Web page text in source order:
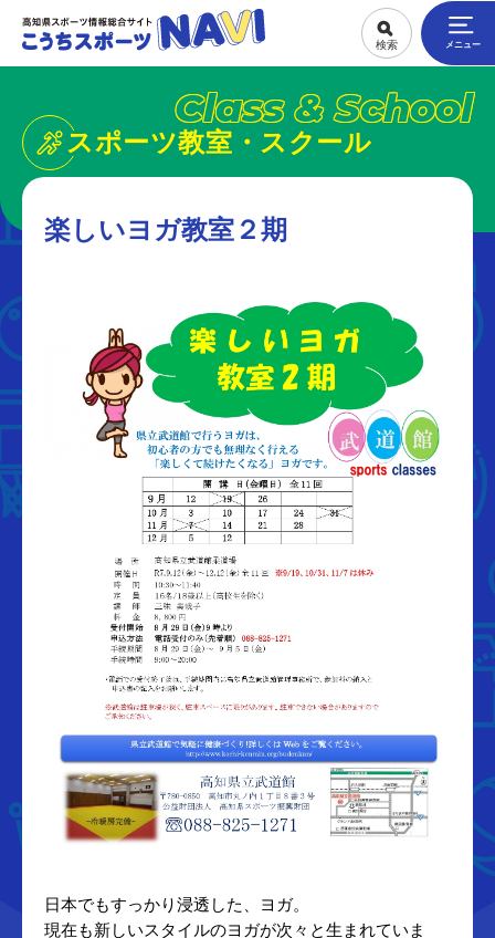
Class & School
スポーツ教室・スクール
楽しいヨガ教室２期
日本でもすっかり浸透した、ヨガ。
現在も新しいスタイルのヨガが次々と生まれていま